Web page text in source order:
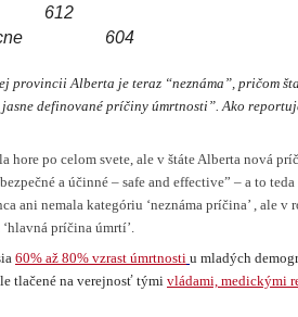
všeobecne 604
provincii Alberta je teraz “neznáma”, pričom
definované príčiny úmrtnosti”. Ako
hore po celom svete, ale v štáte Alberta nová
a účinné – safe and effective” – a to
ani nemala kategóriu ‘neznáma príčina’ , ale v
príčina úmrtí’.
60% až 80% vzrast úmrtnosti u mladých
tlačené na verejnosť tými vládami, medickými